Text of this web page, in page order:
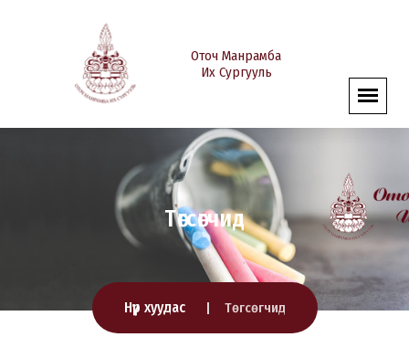
Оточ Манрамба
Их Сургууль
Төгсөгчид
Нүүр хуудас Төгсөгчид